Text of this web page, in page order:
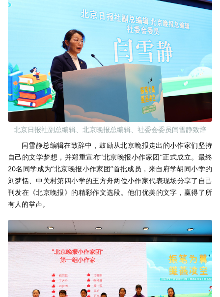
北京日报社副总编辑、北京晚报总编辑、社委会委员闫雪静致辞
闫雪静总编辑在致辞中，鼓励从北京晚报走出的小作家们坚持
自己的文学梦想，并郑重宣布“北京晚报小作家团”正式成立。最终
20名同学成为“北京晚报小作家团”首批成员，来自府学胡同小学的
刘梦恬、中关村第四小学的王方舟两位小作家代表现场分享了自己
刊发在《北京晚报》的精彩作文选段。他们优美的文字，赢得了所
有人的掌声。